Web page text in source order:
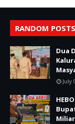
RANDOM POSTS
Dua
July